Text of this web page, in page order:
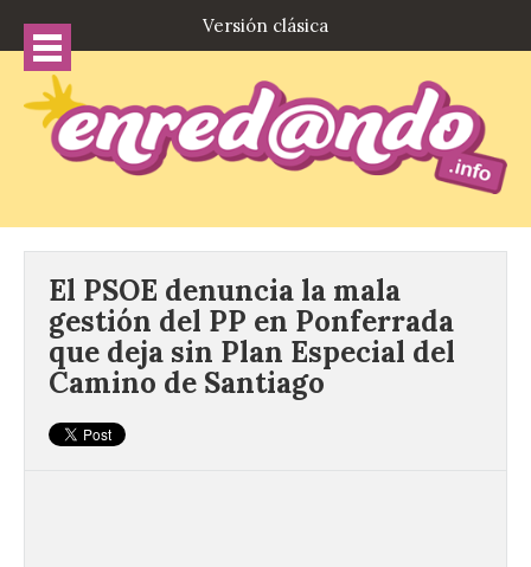
Versión clásica
El PSOE denuncia la mala
gestión del PP en Ponferrada
que deja sin Plan Especial del
Camino de Santiago